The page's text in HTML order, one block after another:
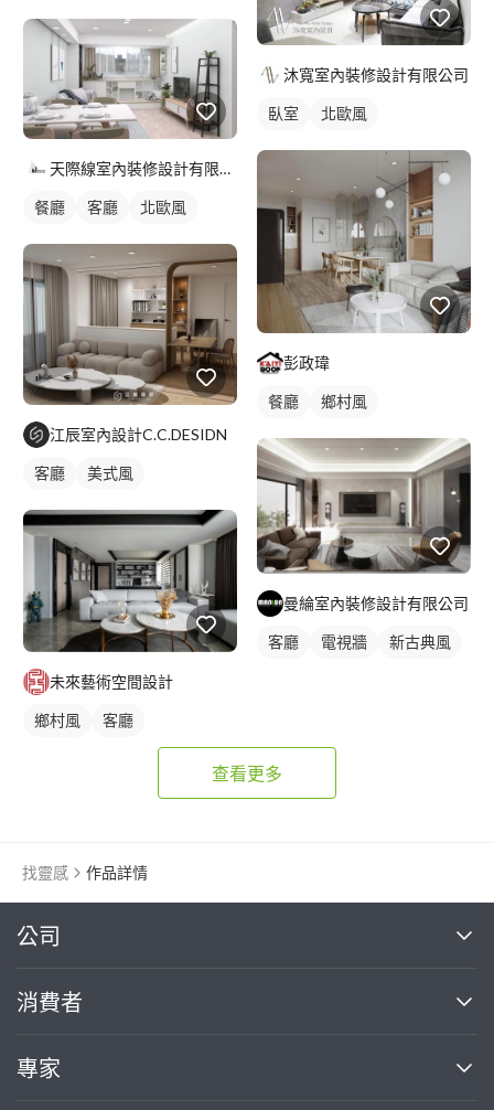
天際線室內裝修設計有限公司
餐廳 客廳 北歐風
江辰室內設計C.C.DESIDN
客廳 美式風
未來藝術空間設計
鄉村風 客廳
沐寬室內裝修設計有限公司
臥室 北歐風
彭政瑋
餐廳 鄉村風
曼綸室內裝修設計有限公司
客廳 電視牆 新古典風
查看更多
找靈感 作品詳情
公司
關於我們
部落格
消費者
買服務
專家
繼續完成